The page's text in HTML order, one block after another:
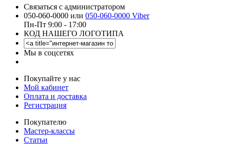
Связаться с администратором
050-060-0000 или 050-060-0000 Viber
Пн-Пт 9:00 - 17:00
КОД НАШЕГО ЛОГОТИПА
Мы в соцсетях
Покупайте у нас
Мой кабинет
Оплата и доставка
Регистрация
Покупателю
Мастер-классы
Статьи